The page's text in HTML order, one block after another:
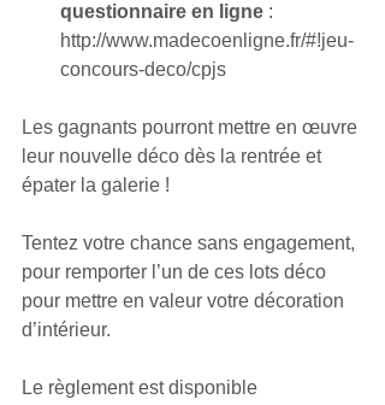
questionnaire en ligne :
http://www.madecoenligne.fr/#!jeu-
concours-deco/cpjs
Les gagnants pourront mettre en œuvre
leur nouvelle déco dès la rentrée et
épater la galerie !
Tentez votre chance sans engagement,
pour remporter l’un de ces lots déco
pour mettre en valeur votre décoration
d’intérieur.
Le règlement est disponible